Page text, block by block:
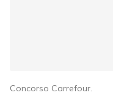
Concorso Carrefour.